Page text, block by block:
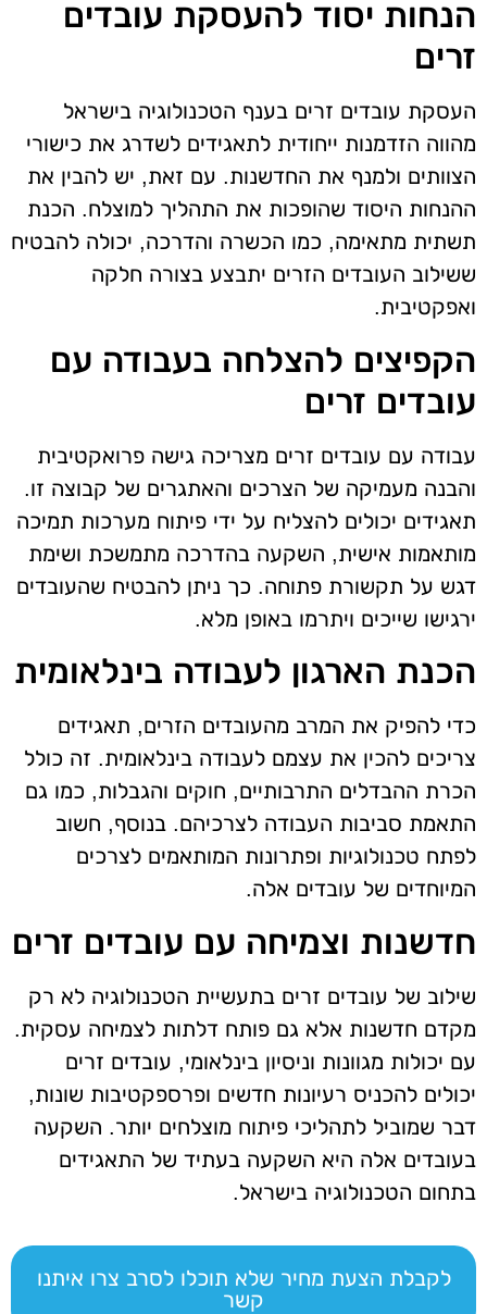
הנחות יסוד להעסקת עובדים
זרים
העסקת עובדים זרים בענף הטכנולוגיה בישראל
מהווה הזדמנות ייחודית לתאגידים לשדרג את כישורי
הצוותים ולמנף את החדשנות. עם זאת, יש להבין את
ההנחות היסוד שהופכות את התהליך למוצלח. הכנת
תשתית מתאימה, כמו הכשרה והדרכה, יכולה להבטיח
ששילוב העובדים הזרים יתבצע בצורה חלקה
ואפקטיבית.
הקפיצים להצלחה בעבודה עם
עובדים זרים
עבודה עם עובדים זרים מצריכה גישה פרואקטיבית
והבנה מעמיקה של הצרכים והאתגרים של קבוצה זו.
תאגידים יכולים להצליח על ידי פיתוח מערכות תמיכה
מותאמות אישית, השקעה בהדרכה מתמשכת ושימת
דגש על תקשורת פתוחה. כך ניתן להבטיח שהעובדים
ירגישו שייכים ויתרמו באופן מלא.
הכנת הארגון לעבודה בינלאומית
כדי להפיק את המרב מהעובדים הזרים, תאגידים
צריכים להכין את עצמם לעבודה בינלאומית. זה כולל
הכרת ההבדלים התרבותיים, חוקים והגבלות, כמו גם
התאמת סביבות העבודה לצרכיהם. בנוסף, חשוב
לפתח טכנולוגיות ופתרונות המותאמים לצרכים
המיוחדים של עובדים אלה.
חדשנות וצמיחה עם עובדים זרים
שילוב של עובדים זרים בתעשיית הטכנולוגיה לא רק
מקדם חדשנות אלא גם פותח דלתות לצמיחה עסקית.
עם יכולות מגוונות וניסיון בינלאומי, עובדים זרים
יכולים להכניס רעיונות חדשים ופרספקטיבות שונות,
דבר שמוביל לתהליכי פיתוח מוצלחים יותר. השקעה
בעובדים אלה היא השקעה בעתיד של התאגידים
בתחום הטכנולוגיה בישראל.
לקבלת הצעת מחיר שלא תוכלו לסרב צרו איתנו
קשר